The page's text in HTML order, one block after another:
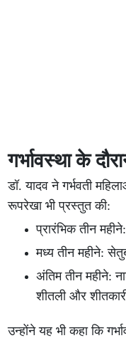
गर्भावस्था के
डॉ. यादव ने गर्भवती
रूपरेखा भी प्रस्तुत की:
प्रारंभिक तीन
मध्य तीन महीने:
अंतिम तीन महीने:
शीतली और
उन्होंने यह भी कहा कि